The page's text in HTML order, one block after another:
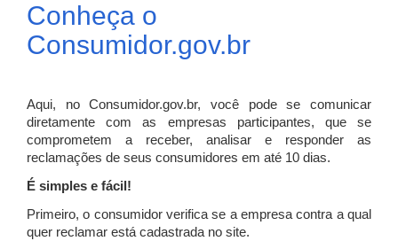
Conheça o
Consumidor.gov.br
Aqui, no Consumidor.gov.br, você pode se comunicar
diretamente com as empresas participantes, que se
comprometem a receber, analisar e responder as
reclamações de seus consumidores em até 10 dias.
É simples e fácil!
Primeiro, o consumidor verifica se a empresa contra a qual
quer reclamar está cadastrada no site.